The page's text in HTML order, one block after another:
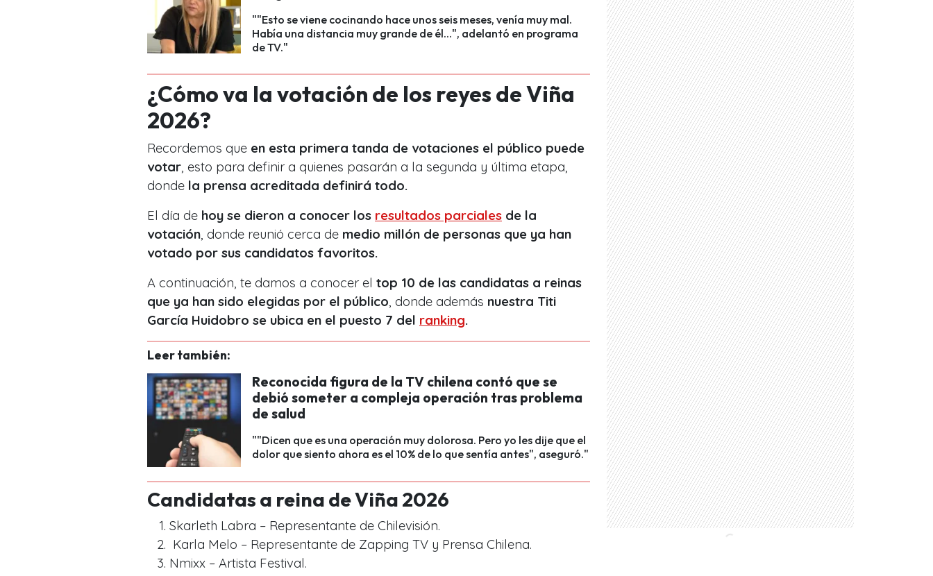
""Esto se viene cocinando hace unos seis meses, venía muy mal.
Había una distancia muy grande de él...", adelantó en programa
de TV."
¿Cómo va la votación de los reyes de Viña
2026?
Recordemos que en esta primera tanda de votaciones el público puede
votar , esto para definir a quienes pasarán a la segunda y última etapa,
donde la prensa acreditada definirá todo.
El día de hoy se dieron a conocer los resultados parciales de la
votación , donde reunió cerca de medio millón de personas que ya han
votado por sus candidatos favoritos.
A continuación, te damos a conocer el top 10 de las candidatas a reinas
que ya han sido elegidas por el público , donde además nuestra Titi
García Huidobro se ubica en el puesto 7 del ranking.
Leer también:
Reconocida figura de la TV chilena contó que se
debió someter a compleja operación tras problema
de salud
""Dicen que es una operación muy dolorosa. Pero yo les dije que el
dolor que siento ahora es el 10% de lo que sentía antes", aseguró."
Candidatas a reina de Viña 2026
Skarleth Labra – Representante de Chilevisión.
Karla Melo – Representante de Zapping TV y Prensa Chilena.
Nmixx – Artista Festival.